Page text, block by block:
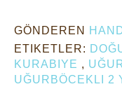
GÖNDEREN
ETIKETLER:
KURABIYE ,
UĞURBÖCEKLI 2